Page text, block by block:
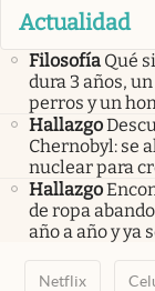
Actualidad
Filosofía Qué
dura 3 años,
perros y un
Hallazgo
Chernobyl: se
nuclear para
Hallazgo
de ropa
año a año y ya
Netflix